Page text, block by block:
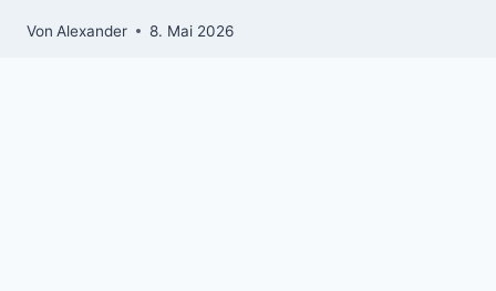
Von Alexander 8. Mai 2026